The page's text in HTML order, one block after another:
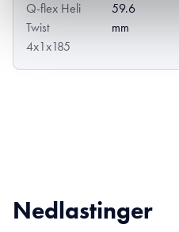
Q-flex Heli
Twist
4x1x185
59.6
mm
Nedlastinger